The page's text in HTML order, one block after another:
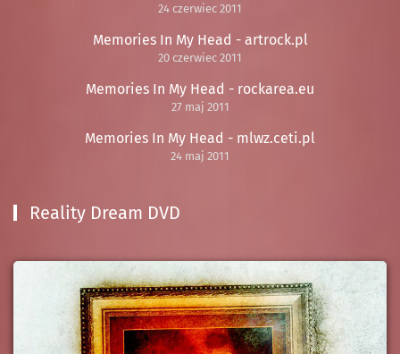
24 czerwiec 2011
Memories In My Head - artrock.pl
20 czerwiec 2011
Memories In My Head - rockarea.eu
27 maj 2011
Memories In My Head - mlwz.ceti.pl
24 maj 2011
Reality Dream DVD